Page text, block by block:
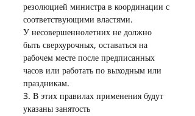
резолюцией министра в координации с
соответствующими властями.
У несовершеннолетних не должно
быть сверхурочных, оставаться на
рабочем месте после предписанных
часов или работать по выходным или
праздникам.
3. В этих правилах применения будут
указаны занятость